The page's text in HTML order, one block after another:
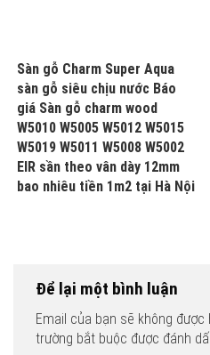
Sàn gỗ Charm Super Aqua
sàn gỗ siêu chịu nước Báo
giá Sàn gỗ charm wood
W5010 W5005 W5012 W5015
W5019 W5011 W5008 W5002
EIR sần theo vân dày 12mm
bao nhiêu tiền 1m2 tại Hà Nội
Để lại một bình luận
Email của bạn sẽ không được
trường bắt buộc được đánh